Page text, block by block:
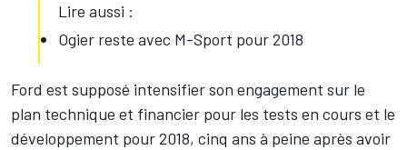
Lire aussi :
Ogier reste avec M-Sport pour 2018
Ford est supposé intensifier son engagement sur le
plan technique et financier pour les tests en cours et le
développement pour 2018, cinq ans à peine après avoir